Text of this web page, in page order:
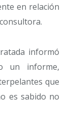
en relación
informó
un informe,
que
es sabido no